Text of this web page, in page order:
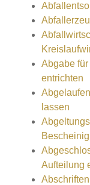
Abgabe
entrichten
lassen
Aufteilung